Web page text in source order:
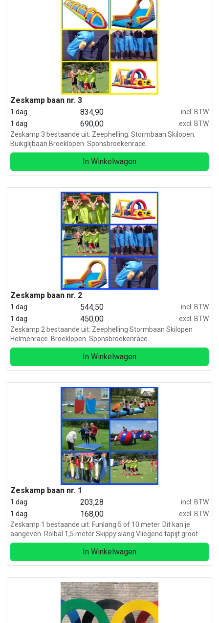
Zeskamp baan nr. 3
1 dag 834,90
incl. BTW
1 dag
690,00
excl. BTW
Zeskamp 3 bestaande uit: Zeephelling. Stormbaan Skilopen.
Buikglijbaan Broeklopen. Sponsbroekenrace.
In Winkelwagen
Zeskamp baan nr. 2
1 dag 544,50
incl. BTW
1 dag
450,00
excl. BTW
Zeskamp 2 bestaande uit: Zeephelling Stormbaan Skilopen
Helmenrace. Broeklopen. Sponsbroekenrace.
In Winkelwagen
Zeskamp baan nr. 1
1 dag 203,28
incl. BTW
1 dag
168,00
excl. BTW
Zeskamp 1 bestaande uit: Funlang 5 of 10 meter. Dit kan je
aangeven. Rolbal 1,5 meter Skippy slang Vliegend tapijt groot
Zaklopen. Sponsbroekenrace.
In Winkelwagen